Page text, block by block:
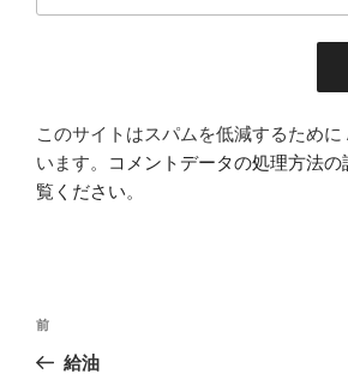
このサイトはスパムを低減するために
います。
コメントデータの処理方法
覧ください。
前
の
前
給油